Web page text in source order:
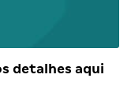
detalhes aqui